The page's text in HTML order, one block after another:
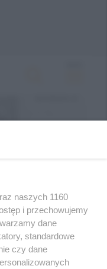
naszych 1160
i przechowujemy
dane
standardowe
czy dane